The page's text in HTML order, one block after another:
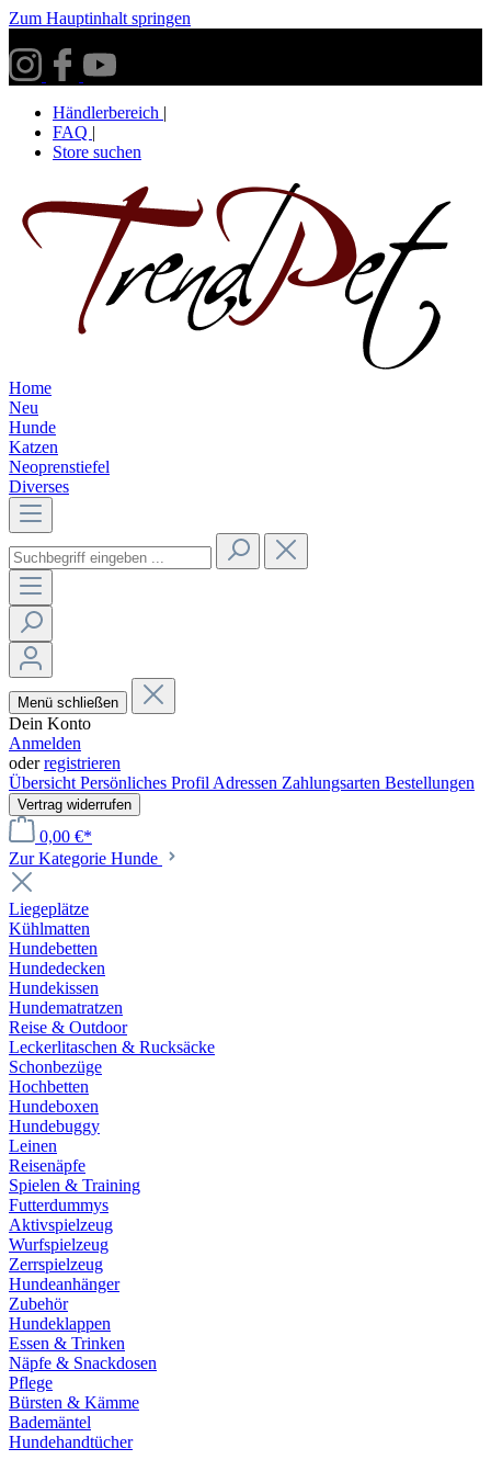
Zum Hauptinhalt springen
Händlerbereich |
FAQ |
Store suchen
Home
Neu
Hunde
Katzen
Neoprenstiefel
Diverses
Menü schließen
Dein Konto
Anmelden
oderregistrieren
Übersicht Persönliches Profil Adressen Zahlungsarten Bestellungen
Vertrag widerrufen
0,00 €*
Zur Kategorie Hunde
Liegeplätze
Kühlmatten
Hundebetten
Hundedecken
Hundekissen
Hundematratzen
Reise & Outdoor
Leckerlitaschen & Rucksäcke
Schonbezüge
Hochbetten
Hundeboxen
Hundebuggy
Leinen
Reisenäpfe
Spielen & Training
Futterdummys
Aktivspielzeug
Wurfspielzeug
Zerrspielzeug
Hundeanhänger
Zubehör
Hundeklappen
Essen & Trinken
Näpfe & Snackdosen
Pflege
Bürsten & Kämme
Bademäntel
Hundehandtücher